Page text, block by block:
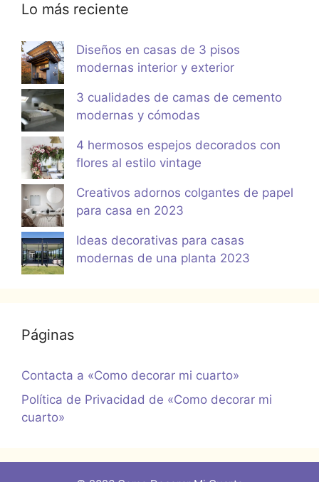
Lo más reciente
Diseños en casas de 3 pisos
modernas interior y exterior
3 cualidades de camas de cemento
modernas y cómodas
4 hermosos espejos decorados con
flores al estilo vintage
Creativos adornos colgantes de papel
para casa en 2023
Ideas decorativas para casas
modernas de una planta 2023
Páginas
Contacta a «Como decorar mi cuarto»
Política de Privacidad de «Como decorar mi
cuarto»